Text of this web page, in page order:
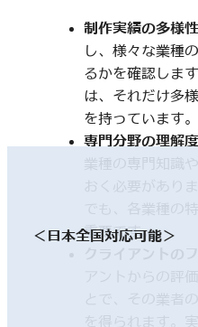
制作実績の多様性
し、様々な業種
るかを確認しま
は、それだけ多
を持っています。
専門分野の理解度
業種の専門知識
おく必要があり
でも、各業種の
重要です。
クライアントの
アントからの評
とで、その業者
を得られます。
＜日本全国対応可能＞